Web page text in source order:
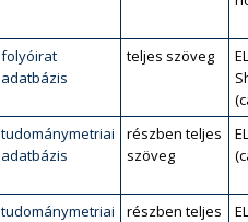
folyóirat
adatbázis
teljes szöveg
tudománymetriai
adatbázis
részben teljes
szöveg
tudománymetriai
részben teljes